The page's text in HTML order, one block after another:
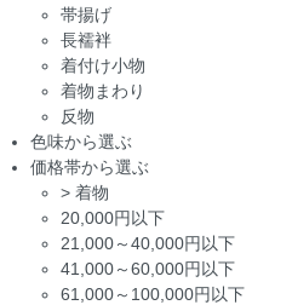
帯揚げ
長襦袢
着付け小物
着物まわり
反物
色味から選ぶ
価格帯から選ぶ
> 着物
20,000円以下
21,000～40,000円以下
41,000～60,000円以下
61,000～100,000円以下